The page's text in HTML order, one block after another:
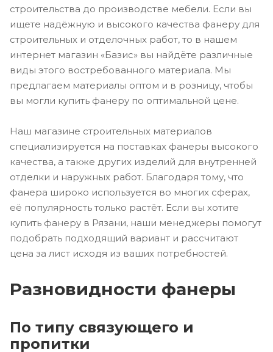
строительства до производстве мебели. Если вы
ищете надёжную и высокого качества фанеру для
строительных и отделочных работ, то в нашем
интернет магазин «Базис» вы найдёте различные
виды этого востребованного материала. Мы
предлагаем материалы оптом и в розницу, чтобы
вы могли купить фанеру по оптимальной цене.
Наш магазине строительных материалов
специализируется на поставках фанеры высокого
качества, а также других изделий для внутренней
отделки и наружных работ. Благодаря тому, что
фанера широко используется во многих сферах,
её популярность только растёт. Если вы хотите
купить фанеру в Рязани, наши менеджеры помогут
подобрать подходящий вариант и рассчитают
цена за лист исходя из ваших потребностей.
Разновидности фанеры
По типу связующего и
пропитки